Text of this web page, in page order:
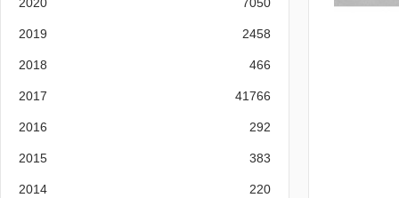
2019 2458
2018 466
2017 41766
2016 292
2015 383
2014 220